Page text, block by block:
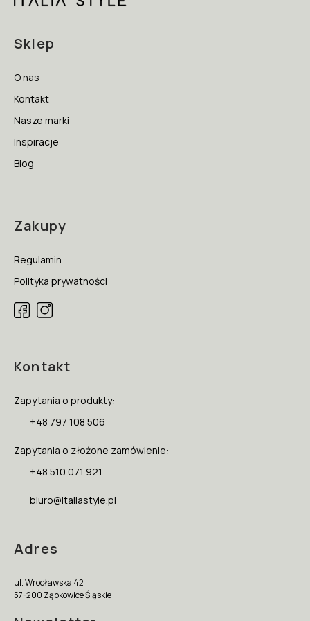
Sklep
O nas
Kontakt
Nasze marki
Inspiracje
Blog
Zakupy
Regulamin
Polityka prywatności
Kontakt
Zapytania o produkty:
+48 797 108 506
Zapytania o złożone zamówienie:
+48 510 071 921
biuro@italiastyle.pl
Adres
ul. Wrocławska 42
57-200 Ząbkowice Śląskie